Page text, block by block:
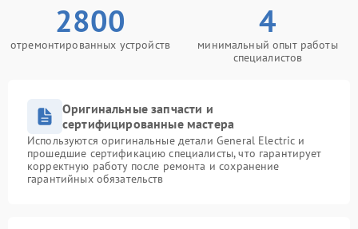
2800
отремонтированных устройств
4
минимальный опыт работы
специалистов
Оригинальные запчасти и
сертифицированные мастера
Используются оригинальные детали General Electric и
прошедшие сертификацию специалисты, что гарантирует
корректную работу после ремонта и сохранение
гарантийных обязательств